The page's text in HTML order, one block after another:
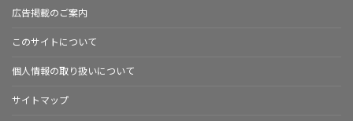
広告掲載のご案内
このサイトについて
個人情報の取り扱いについて
サイトマップ